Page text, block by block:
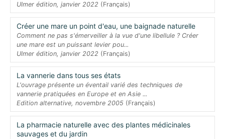
Ulmer édition, janvier 2022 (Français)
Créer une mare un point d'eau, une baignade naturelle
Comment ne pas s'émerveiller à la vue d'une libellule ? Créer
une mare est un puissant levier pou...
Ulmer édition, janvier 2022 (Français)
La vannerie dans tous ses états
L'ouvrage présente un éventail varié des techniques de
vannerie pratiquées en Europe et en Asie ...
Edition alternative, novembre 2005 (Français)
La pharmacie naturelle avec des plantes médicinales
sauvages et du jardin